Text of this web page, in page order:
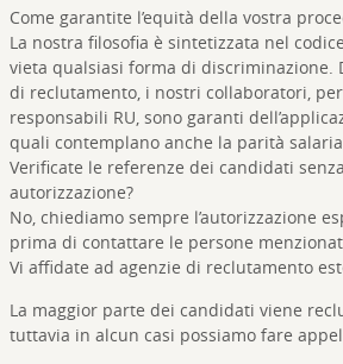
Come garantite l’equità della vostra
La nostra filosofia è sintetizzata nel
vieta qualsiasi forma di discriminazione.
di reclutamento, i nostri collaboratori,
responsabili RU, sono garanti
quali contemplano anche la parità
Verificate le referenze dei candidati
autorizzazione?
No, chiediamo sempre l’autorizzazione
prima di contattare le persone
Vi affidate ad agenzie di reclutamento
La maggior parte dei candidati viene
tuttavia in alcun casi possiamo fare